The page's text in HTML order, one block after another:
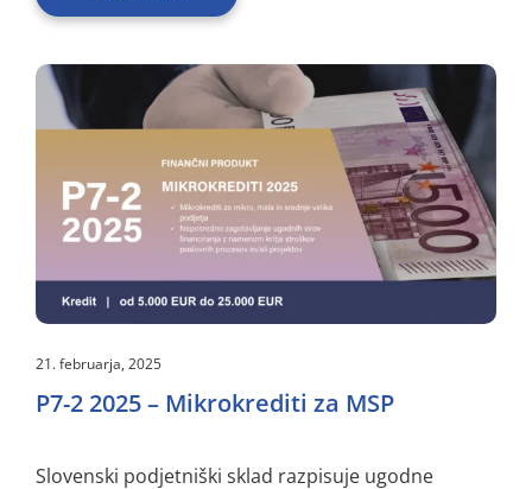
21. februarja, 2025
P7-2 2025 – Mikrokrediti za MSP
Slovenski podjetniški sklad razpisuje ugodne